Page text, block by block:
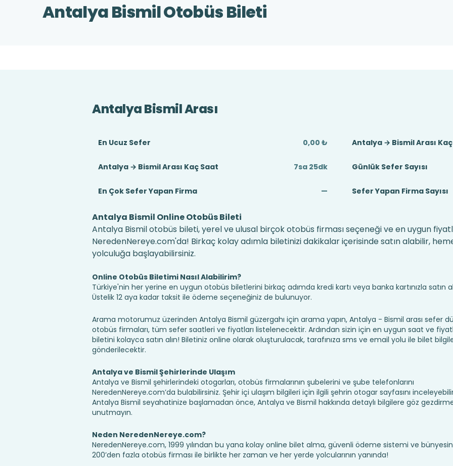
Antalya Bismil Otobüs Bileti
Antalya Bismil Arası
En Ucuz Sefer 0,00 ₺ Antalya → Bismil Arası
Antalya → Bismil Arası Kaç Saat 7sa 25dk Günlük Sefer Sayısı
En Çok Sefer Yapan Firma — Sefer Yapan Firma Sayısı
Antalya Bismil Online Otobüs Bileti
Antalya Bismil otobüs bileti, yerel ve ulusal birçok otobüs firması seçeneği ve en uygun
NeredenNereye.com'da! Birkaç kolay adımla biletinizi dakikalar içerisinde satın alabilir,
yolculuğa başlayabilirsiniz.
Online Otobüs Biletimi Nasıl Alabilirim?
Türkiye'nin her yerine en uygun otobüs biletlerini birkaç adımda kredi kartı veya banka kartınızla satın
Üstelik 12 aya kadar taksit ile ödeme seçeneğiniz de bulunuyor.
Arama motorumuz üzerinden Antalya Bismil güzergahı için arama yapın, Antalya - Bismil arası sefer
otobüs firmaları, tüm sefer saatleri ve fiyatları listelenecektir. Ardından sizin için en uygun saat ve
biletini kolayca satın alın! Biletiniz online olarak oluşturulacak, tarafınıza sms ve email yolu ile bilet
gönderilecektir.
Antalya ve Bismil Şehirlerinde Ulaşım
Antalya ve Bismil şehirlerindeki otogarları, otobüs firmalarının şubelerini ve şube telefonlarını
NeredenNereye.com’da bulabilirsiniz. Şehir içi ulaşım bilgileri için ilgili şehrin otogar sayfasını
Antalya Bismil seyahatinize başlamadan önce, Antalya ve Bismil hakkında detaylı bilgilere göz
unutmayın.
Neden NeredenNereye.com?
NeredenNereye.com, 1999 yılından bu yana kolay online bilet alma, güvenli ödeme sistemi ve
200’den fazla otobüs firması ile birlikte her zaman ve her yerde yolcularının yanında!